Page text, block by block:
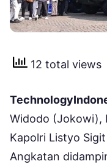
12 total views
Widodo (Jokowi),
Kapolri Listyo
Angkatan